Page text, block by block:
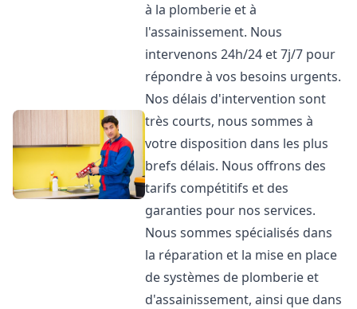
à la plomberie et à
l'assainissement. Nous
intervenons 24h/24 et 7j/7 pour
répondre à vos besoins urgents.
Nos délais d'intervention sont
très courts, nous sommes à
votre disposition dans les plus
brefs délais. Nous offrons des
tarifs compétitifs et des
garanties pour nos services.
Nous sommes spécialisés dans
la réparation et la mise en place
de systèmes de plomberie et
d'assainissement, ainsi que dans